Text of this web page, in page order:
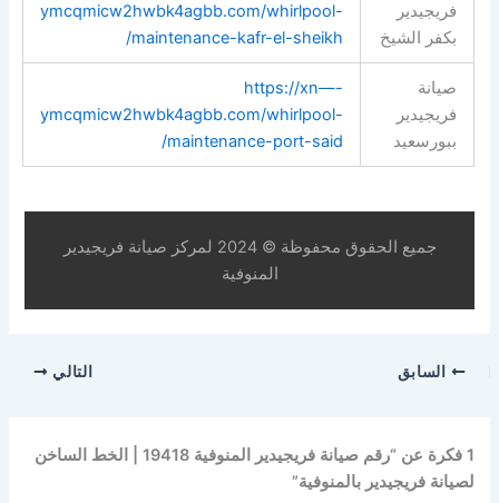
فريجيدير
بكفر الشيخ
ymcqmicw2hwbk4agbb.com/whirlpool-
maintenance-kafr-el-sheikh/
صيانة
فريجيدير
ببورسعيد
https://xn—-
ymcqmicw2hwbk4agbb.com/whirlpool-
maintenance-port-said/
جميع الحقوق محفوظة © 2024 لمركز صيانة فريجيدير
المنوفية
السابق التالي
1 فكرة عن “رقم صيانة فريجيدير المنوفية 19418 | الخط الساخن
لصيانة فريجيدير بالمنوفية”